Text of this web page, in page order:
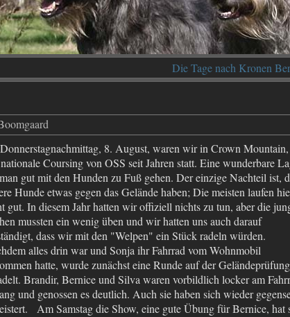
Die Tage nach Kronen
8. August, waren wir in Crown
Coursing von OSS seit Jahren statt. Eine wunderbare
gut mit den Hunden zu Fuß gehen. Der einzige Nachteil ist,
Hunde etwas gegen das Gelände haben; Die meisten laufen
gut. In diesem Jahr hatten wir offiziell nichts zu tun, aber die
mussten ein wenig üben und wir hatten uns auch darauf
dass wir mit den "Welpen" ein Stück radeln würden.
alles drin war und Sonja ihr Fahrrad vom Wohnmobil
hatte, wurde zunächst eine Runde auf der Geländeprüfung
Brandir, Bernice und Silva waren vorbildlich locker am
und genossen es deutlich. Auch sie haben sich wieder
Am Samstag die Show, eine gute Übung für Bernice, hat